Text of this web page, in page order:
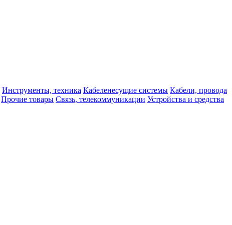
Инструменты, техника Кабеленесущие системы Кабели, провода
Прочие товары Связь, телекоммуникации Устройства и средства